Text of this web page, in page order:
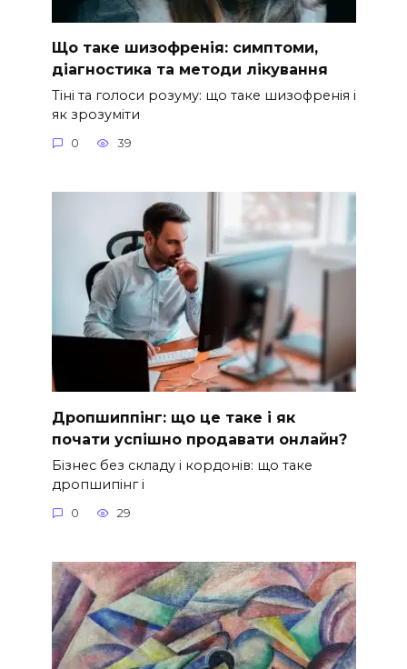
Що таке шизофренія: симптоми,
діагностика та методи лікування
Тіні та голоси розуму: що таке шизофренія і
як зрозуміти
0 39
Дропшиппінг: що це таке і як
почати успішно продавати онлайн?
Бізнес без складу і кордонів: що таке
дропшипінг і
0 29